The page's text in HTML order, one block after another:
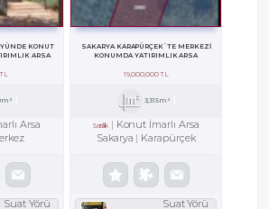
KONUT
ARSA
Arsa
Suat Yörü
SAKARYA KARAPÜRÇEK`TE MERKEZI
KONUMDA YATIRIMLIK ARSA
19,000,000 TL
3,315m²
Satılık
Konut İmarlı Arsa
Sakarya
Karapürçek
Suat Yörü